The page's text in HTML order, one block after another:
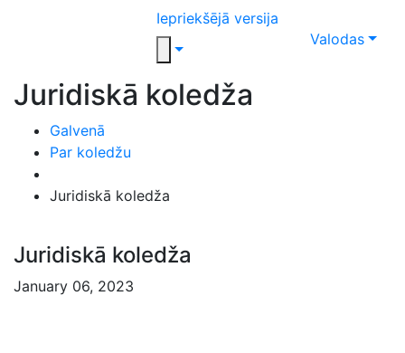
Iepriekšējā versija
Valodas
Juridiskā koledža
Galvenā
Par koledžu
Juridiskā koledža
Juridiskā koledža
January 06, 2023